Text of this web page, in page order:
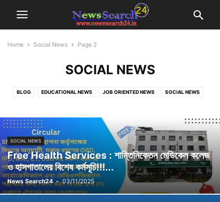
Home Social News Page 2
SOCIAL NEWS
BLOG EDUCATIONAL NEWS JOB ORIENTED NEWS SOCIAL NEWS
SOCIAL NEWS
Free Health Services : শান্তিনিকেতন মেডিকেল কলেজ
ও হাসপাতালের বিশেষ কর্মসূচি!!!...
News Search24 - 03/11/2025